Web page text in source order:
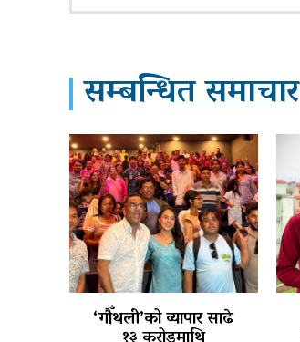
सम्बन्धित समाचार
‘गौँथली’को व्यापार साढे